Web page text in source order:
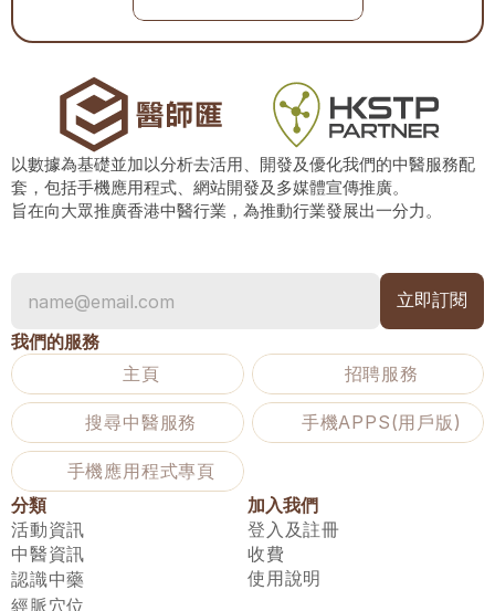
以數據為基礎並加以分析去活用、開發及優化我們的中醫服務配
套，包括手機應用程式、網站開發及多媒體宣傳推廣。
旨在向大眾推廣香港中醫行業，為推動行業發展出一分力。
我們的服務
主頁
招聘服務
搜尋中醫服務 手機APPS(用戶版)
手機應用程式專頁
分類
活動資訊
中醫資訊
認識中藥
經脈穴位
加入我們
登入及註冊
收費
使用說明